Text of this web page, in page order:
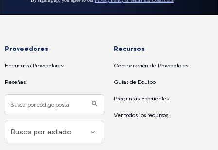
Proveedores
Encuentra Proveedores
Reseñas
Recursos
Comparación de Proveedores
Guías de Equipo
Preguntas Frecuentes
Ver todos los recursos